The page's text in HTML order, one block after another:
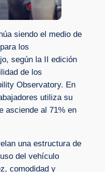
siendo el medio de
los
según la II edición
de los
Observatory. En
utiliza su
asciende al 71% en
una estructura de
del vehículo
comodidad y